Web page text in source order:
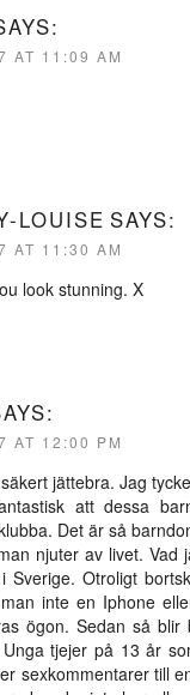
AT 11:09 AM
LOUISE SAYS:
AT 11:30 AM
look stunning. X
AT 12:00 PM
jättebra. Jag
att dessa
Det är så
njuter av livet. Vad
Otroligt
inte en Iphone
ögon. Sedan så blir
tjejer på 13 år
sexkommentarer till